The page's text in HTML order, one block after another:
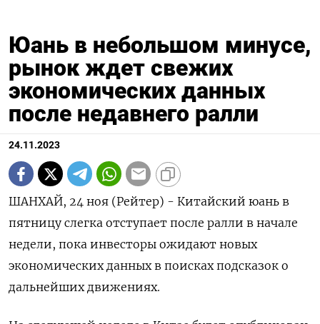
Юань в небольшом минусе,
рынок ждет свежих
экономических данных
после недавнего ралли
24.11.2023
ШАНХАЙ, 24 ноя (Рейтер) - Китайский юань в
пятницу слегка отступает после ралли в начале
недели, пока инвесторы ожидают новых
экономических данных в поисках подсказок о
дальнейших движениях.